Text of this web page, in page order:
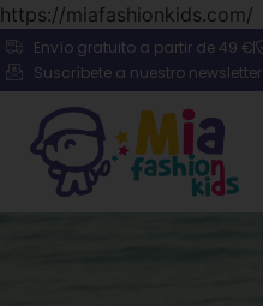
https://miafashionkids.com/
Envío gratuito a partir de 49 €
Suscríbete a nuestro newsletter